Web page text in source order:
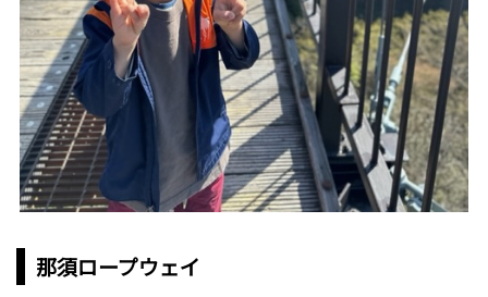
那須ロープウェイ